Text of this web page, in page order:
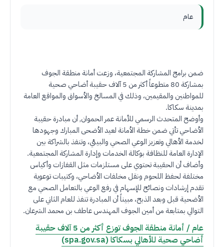
عام
ضمن برامج المشاركة المجتمعية، وزعت أمانة منطقة الجوف
بمشاركة 80 متطوعاً أكثر من 5 آلاف حقيبة أضاحي صحية
للمواطنين والمقيمين، وذلك في المسالخ والأسواق والمواقع العامة
بمدينة سكاكا.
وأوضح المتحدث الرسمي للأمانة عمر الحموان, أن مبادرة حقيبة
الأضاحي تأتي ضمن خطة الأمانة لعيد الأضحى المبارك وجهودها
لخدمة الأهالي وتعزيز الوعي الصحي والبيئي، وتنفذ بالشراكة بين
الإدارة العامة للنظافة بوكالة الخدمات وإدارة المشاركة المجتمعية.
وأضاف أن الحقيبة تحتوي على مستلزمات مثل القفازات وأكياس
مختلفة لحفظ اللحوم ونقل مخلفات الأضاحي، وكتيبات توعوية
تقدم إرشادات ونصائح للإسهام في رفع الوعي بالتعامل الصحي مع
الأضحية قبل وبعد الذبح، مبيناً أن المبادرة تنفذ للعام الثاني على
التوالي بمتابعة من أمين الجوف المهندس عاطف بن محمد الشرعان.
عام / أمانة منطقة الجوف توزع أكثر من 5 آلاف حقيبة
أضاحي صحية للأهالي بسكاكا (spa.gov.sa)